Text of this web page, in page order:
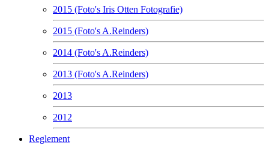
2015 (Foto's Iris Otten Fotografie)
2015 (Foto's A.Reinders)
2014 (Foto's A.Reinders)
2013 (Foto's A.Reinders)
2013
2012
Reglement